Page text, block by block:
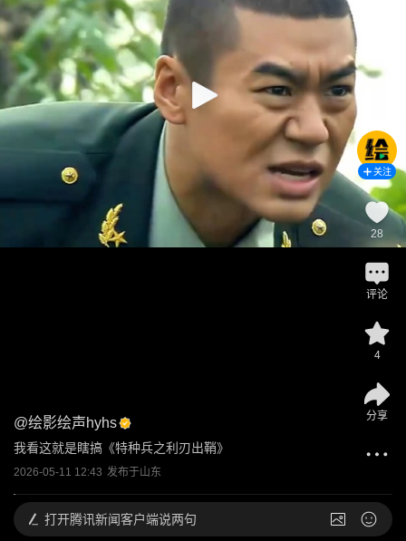
@绘影绘声hyhs
我看这就是瞎搞《特种兵之利刃出鞘》
2026-05-11 12:43 发布于山东
关注
28
评论
4
分享
打开腾讯新闻客户端说两句